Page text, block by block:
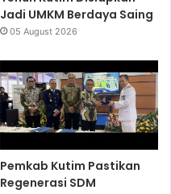
Jadi UMKM Berdaya Saing
05 August 2026
Pemkab Kutim Pastikan
Regenerasi SDM